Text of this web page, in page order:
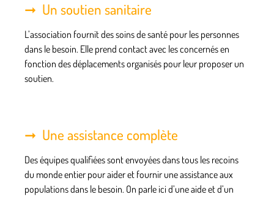
Un soutien sanitaire
L’association fournit dessoins de santé pour les personnes
dans le besoin. Elle prend contact avec les concernés en
fonction des déplacements organisés pour leur proposer un
soutien.
Une assistance complète
Deséquipes qualifiéessont envoyées dans tous les recoins
du monde entier pour aider et fournir une assistance aux
populations dans le besoin. On parle ici d’une aide et d’un